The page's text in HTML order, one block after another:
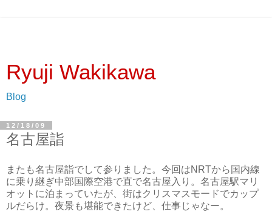
Ryuji Wakikawa
Blog
12/18/09
名古屋詣
またも名古屋詣でして参りました。今回はNRTから国内線
に乗り継ぎ中部国際空港で直で名古屋入り。名古屋駅マリ
オットに泊まっていたが、街はクリスマスモードでカップ
ルだらけ。夜景も堪能できたけど、仕事じゃなー。